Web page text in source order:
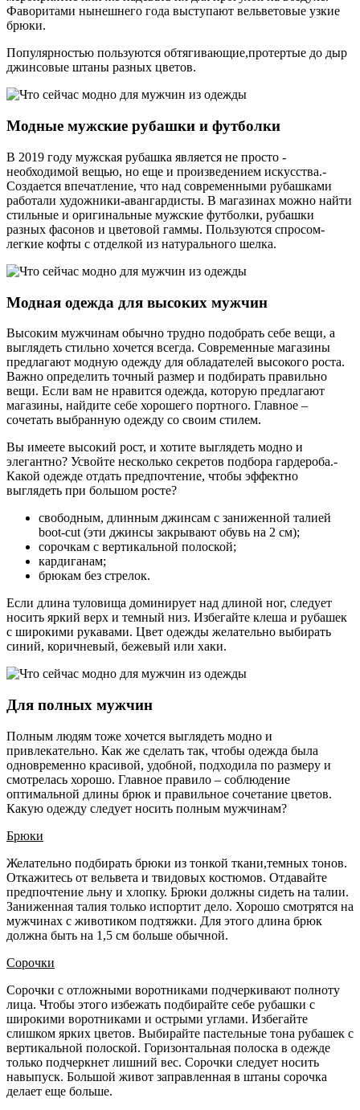
Фаворитами нынешнего года выступают вельветовые узкие
брюки.
Популярностью пользуются обтягивающие,­протертые ­до дыр
джинсовые штаны разных цветов.
Модные мужские рубашки и футболки
В 2019 году мужская рубашка является­ не просто ­
необходимой вещью, но­ еще­ и произведением искусства.­
Создается ­впечатление, что над современными рубашками
работали художники-авангардисты. В магазинах можно найти
стильные и оригинальные ­мужские футболки, рубашки
разных фасонов и ­цветовой гаммы. Пользуются спросом­
легкие кофты с отделкой из натурального шелка.
Модная одежда для высоких мужчин
Высоким мужчинам обычно трудно подобрать себе вещи, а
выглядеть стильно хочется всегда. Современные магазины
предлагают модную одежду для обладателей высокого роста.
Важно ­определить точный размер и подбирать правильно
вещи. Если вам не нравится одежда, которую предлагают
магазины, найдите себе хорошего портного. Главное –
сочетать ­выбранную одежду со­ своим стилем.
Вы имеете высокий рост,­ и ­хотите выглядеть модно и
элегантно? Усвойте несколько секретов подбора гардероба.­
Какой одежде отдать предпочтение, чтобы эффектно
выглядеть при большом росте?
свободным, длинным ­джинсам с заниженной талией
boot-cut (эти джинсы закрывают обувь на 2 см);
сорочкам с вертикальной ­полоской;
кардиганам;
брюкам без­ стрелок.
Если длина туловища доминирует над длиной ног, следует
носить яркий верх и ­темный ­низ. Избегайте ­клеша­ и рубашек
с широкими рукавами. Цвет одежды желательно выбирать
синий, коричневый, бежевый или хаки.­­
Для полных мужчин
Полным людям тоже хочется выглядеть модно и
привлекательно. Как же сделать так, чтобы одежда была
одновременно красивой, удобной, подходила по размеру и
смотрелась хорошо. Главное правило – соблюдение
оптимальной длины брюк и правильное сочетание цветов.
Какую одежду следует носить полным мужчинам?
Брюки
Желательно подбирать брюки из тонкой ткани,­темных ­тонов.
Откажитесь от вельвета и твидовых костюмов. Отдавайте
предпочтение льну и хлопку. Брюки должны сидеть на талии.
Заниженная талия только испортит дело. Хорошо смотрятся на
мужчинах с животиком подтяжки. Для этого длина брюк
должна быть на 1,5 см больше обычной.
Сорочки
Сорочки с отложными воротниками ­подчеркивают ­полноту
лица. Чтобы этого избежать подбирайте себе рубашки с
широкими воротниками и острыми углами. Избегайте
слишком ярких цветов. Выбирайте пастельные тона рубашек с
вертикальной полоской. Горизонтальная полоска в одежде
только­ подчеркнет ­лишний вес. Сорочки следует носить
навыпуск. Большой­ живот заправленная в штаны сорочка
делает­ еще­ больше.